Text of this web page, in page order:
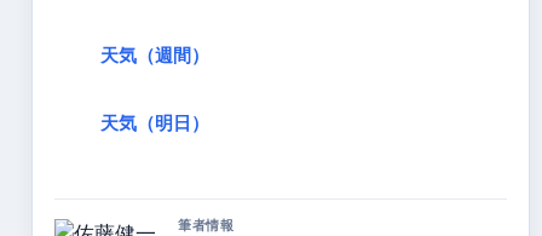
天気（週間）
天気（明日）
筆者情報